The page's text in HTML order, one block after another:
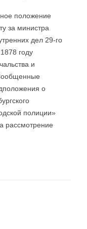
положение
за министра
дел 29‑го
году
и
о
полиции»
рассмотрение